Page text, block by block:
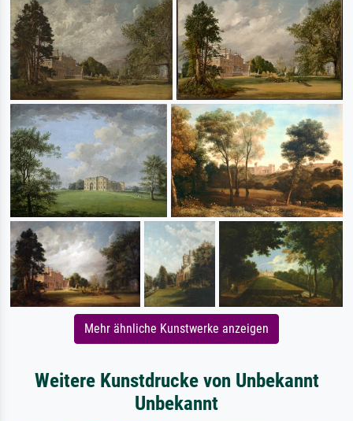
Mehr ähnliche Kunstwerke anzeigen
Weitere Kunstdrucke von Unbekannt
Unbekannt